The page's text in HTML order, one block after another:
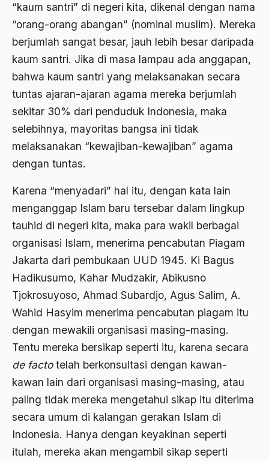
“kaum santri” di negeri kita, dikenal dengan nama
“orang-orang abangan” (nominal muslim). Mereka
berjumlah sangat besar, jauh lebih besar daripada
kaum santri. Jika di masa lampau ada anggapan,
bahwa kaum santri yang melaksanakan secara
tuntas ajaran-ajaran agama mereka berjumlah
sekitar 30% dari penduduk Indonesia, maka
selebihnya, mayoritas bangsa ini tidak
melaksanakan “kewajiban-kewajiban” agama
dengan tuntas.
Karena “menyadari” hal itu, dengan kata lain
menganggap Islam baru tersebar dalam lingkup
tauhid di negeri kita, maka para wakil berbagai
organisasi Islam, menerima pencabutan Piagam
Jakarta dari pembukaan UUD 1945. Ki Bagus
Hadikusumo, Kahar Mudzakir, Abikusno
Tjokrosuyoso, Ahmad Subardjo, Agus Salim, A.
Wahid Hasyim menerima pencabutan piagam itu
dengan mewakili organisasi masing-masing.
Tentu mereka bersikap seperti itu, karena secara
de factotelah berkonsultasi dengan kawan-
kawan lain dari organisasi masing-masing, atau
paling tidak mereka mengetahui sikap itu diterima
secara umum di kalangan gerakan Islam di
Indonesia. Hanya dengan keyakinan seperti
itulah, mereka akan mengambil sikap seperti
2005
2004
2002
2001
1999
1998
1997
1996
1994
1993
1992
1991
1990
1989
1988
1987
1986
Abolisi
Aboulhasan Bani Sadr
abri
Abu AMrin Ibnu Alla'
Abu Bakar Ba’asyir
Abu Hanifah
abu jihad
Abu Sangkan
Abu Zayd
Aceh
Ad-daulah
Adagium
Adaptif Islam
adat
Adat dan Syari'at
Adat Ngada
Adat Siri
Adi Sasono